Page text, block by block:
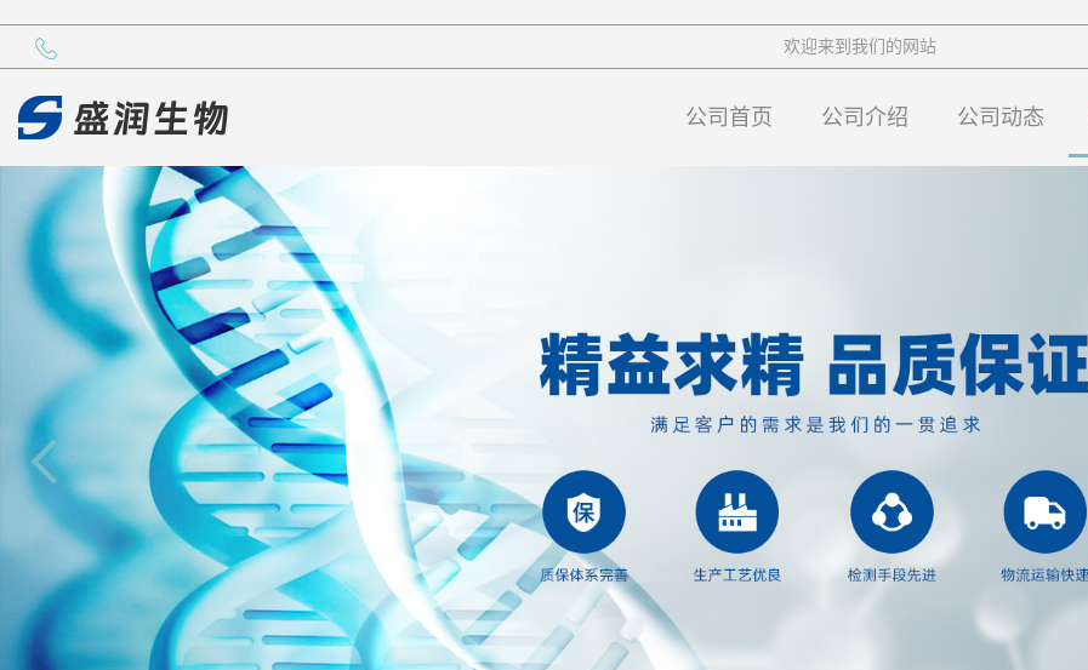
欢迎来到我们的网站
公司首页 公司介绍 公司动态